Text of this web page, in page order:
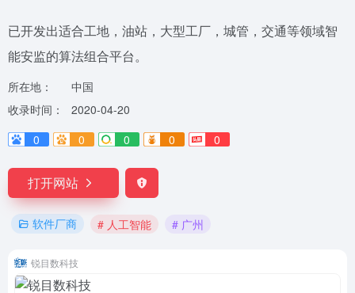
已开发出适合工地，油站，大型工厂，城管，交通等领域智
能安监的算法组合平台。
所在地：
中国
收录时间：
2020-04-20
0
0 0 0 0
打开网站
软件厂商 # 人工智能 # 广州
锐目数科技